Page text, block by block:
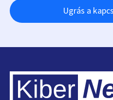
Ugrás a